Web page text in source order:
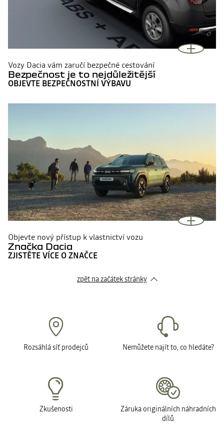
Vozy Dacia vám zaručí bezpečné cestování
Bezpečnost je to nejdůležitější
OBJEVTE BEZPEČNOSTNÍ VÝBAVU
Objevte nový přístup k vlastnictví vozu
Značka Dacia
ZJISTĚTE VÍCE O ZNAČCE
zpět na začátek stránky
Rozsáhlá síť prodejců Nemůžete najít to, co hledáte?
Zkušenosti
Záruka originálních náhradních
dílů